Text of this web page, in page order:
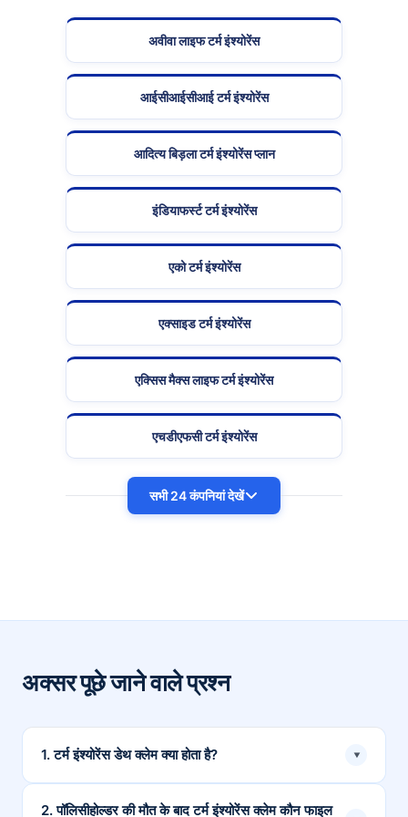
अवीवा लाइफ टर्म इंश्योरेंस
आईसीआईसीआई टर्म इंश्योरेंस
आदित्य बिड़ला टर्म इंश्योरेंस प्लान
इंडियाफर्स्ट टर्म इंश्योरेंस
एको टर्म इंश्योरेंस
एक्साइड टर्म इंश्योरेंस
एक्सिस मैक्स लाइफ टर्म इंश्योरेंस
एचडीएफसी टर्म इंश्योरेंस
सभी 24 कंपनियां देखें
अक्सर पूछे जाने वाले प्रश्न
1. टर्म इंश्योरेंस डेथ क्लेम क्या होता है? ▾
टर्म इंश्योरेंस डेथ क्लेम एक पूरी प्रक्रिया है जिसमें नॉमिनी इंश्योरेंस
2. पॉलिसीहोल्डर की मौत के बाद टर्म इंश्योरेंस क्लेम कौन फाइल